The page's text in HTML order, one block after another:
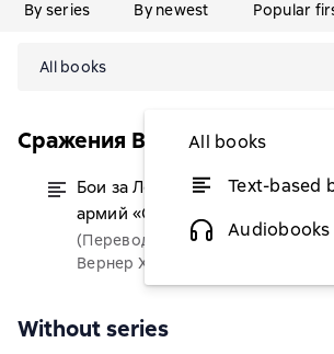
By series By newest Popular
All books
All books
Text-based
Audiobooks
Сражения Второй Мировой
Бои за Ленинград. Операции
армий «Север». 1941—1944
(Переводчик)
Вернер Хаупт
Without series